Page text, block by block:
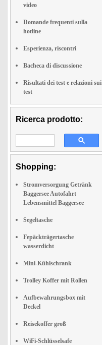
video
Domande frequenti sulla
hotline
Esperienza, riscontri
Bacheca di discussione
Risultati dei test e relazioni sui
test
Ricerca prodotto:
Shopping:
Stromversorgung Getränk
Baggersee Autofahrt
Lebensmittel Baggersee
Segeltasche
Fepäckträgertasche
wasserdicht
Mini-Kühlschrank
Trolley Koffer mit Rollen
Aufbewahrungsbox mit
Deckel
Reisekoffer groß
WiFi-Schlüsselsafe